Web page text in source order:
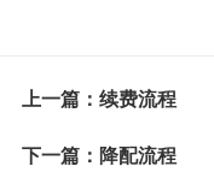
上一篇：续费流程
下一篇：降配流程